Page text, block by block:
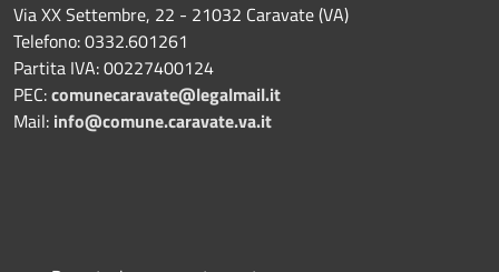
Via XX Settembre, 22 - 21032 Caravate (VA)
Telefono: 0332.601261
Partita IVA: 00227400124
PEC:comunecaravate@legalmail.it
Mail: info@comune.caravate.va.it